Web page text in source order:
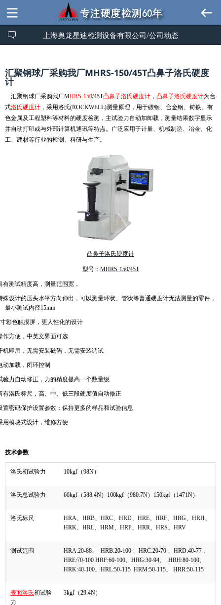
上海奥龙星迪检测设备有限公司/公司动态
汇聚钢球厂采购我厂MHRS-150/45T凸鼻子洛氏硬度
计
汇聚钢球厂采购我厂MHRS-150/45T凸鼻子洛氏硬度计 ， 凸鼻子洛氏硬度计为台
式洛氏硬度计 ，采用洛氏(ROCKWELL)测量原理，用于碳钢、合金钢、铸铁、有
色金属及工程塑料等材料的硬度检测，主试验力自动加卸载，测量结果数字显示
并自动打印或与外部计算机通讯等特点。广泛应用于计量、机械制造、冶金、化
工、建材等行业的检测、科研与生产。
凸鼻子洛氏硬度计
型号： MHRS-150/45T
有测试精度高，测量范围宽，
殊设计的压头水平方向伸出，可以测量环状、管状等普通硬度计无法测量的零件，
最小测试内径15mm
寸彩色触摸屏，更人性化的设计
作方便，中英文界面可选
机即用，无需安装砝码，无需安装调试
动加载，闭环控制
验力自动修正，力的精度提高一个数量级
有洛氏标尺，高、中、低三段硬度值自动修正
置密码保护设置参数；保持更多的样品和试验信息
用模块式设计，维修方便
技术参数
洛氏初试验力 10kgf （98N）
洛氏总试验力 60kgf （588.4N） 100kgf （980.7N） 150kgf （ 1471N）
洛氏标尺 HRA、 HRB、 HRC、 HRD、 HRE、 HRF、 HRG、 HRH、
HRK、 HRL、 HRM、 HRP、 HRR、 HRS、 HRV
测试范围 HRA:20-88、 HRB:20-100 、 HRC:20-70 、 HRD:40-77 、
HRE:70-100 HRF:60-100、 HRG:30-94、 HRH:80-100、
HRK:40-100、 HRL:50-115 HRM:50-115、 HRR:50-115
表面洛氏初试验
力
3kgf （29.4N）